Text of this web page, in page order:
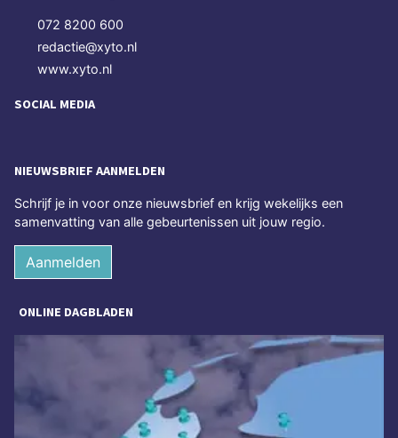
072 8200 600
redactie@xyto.nl
www.xyto.nl
SOCIAL MEDIA
NIEUWSBRIEF AANMELDEN
Schrijf je in voor onze nieuwsbrief en krijg wekelijks een
samenvatting van alle gebeurtenissen uit jouw regio.
Aanmelden
ONLINE DAGBLADEN